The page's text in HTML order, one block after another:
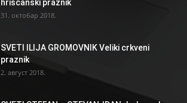
hrišćanski praznik
31. октобар 2018.
SVETI ILIJA GROMOVNIK Veliki crkveni
praznik
2. август 2018.